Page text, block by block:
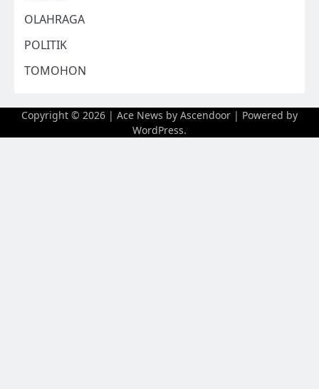
OLAHRAGA
POLITIK
TOMOHON
Copyright © 2026 | Ace News by Ascendoor | Powered by
WordPress.